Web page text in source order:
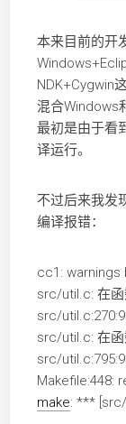
本来目前的开
NDK+Cygwin
混合Windows
最初是由于看
译运行。
不过后来我发
编译报错：
cc1:
src/util.c: 在函
src/
src/util.c: 在函
src/
Makefile:448:
make: ***